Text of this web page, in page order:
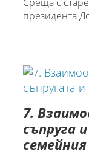
президента
7.
съпруга